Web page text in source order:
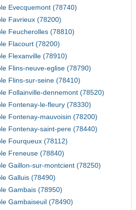
Evecquemont (78740)
Favrieux (78200)
Feucherolles (78810)
Flacourt (78200)
Flexanville (78910)
Flins-neuve-eglise (78790)
Flins-sur-seine (78410)
Follainville-dennemont (78520)
Fontenay-le-fleury (78330)
Fontenay-mauvoisin (78200)
Fontenay-saint-pere (78440)
Fourqueux (78112)
Freneuse (78840)
Gaillon-sur-montcient (78250)
Galluis (78490)
Gambais (78950)
Gambaiseuil (78490)